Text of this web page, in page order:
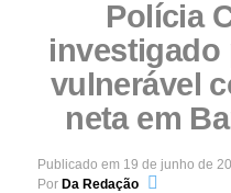
Polícia
investigado
vulnerável
neta em
Publicado em 19 de junho de
Por Da Redação